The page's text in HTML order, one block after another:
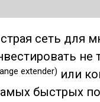
сеть для
extender) или
быстрых